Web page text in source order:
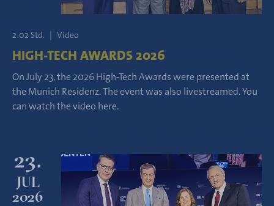
2:02 Std. | Video
HIGH-TECH AWARDS 2026
On July 23, the 2026 High-Tech Awards were presented at
the Munich Residenz. The event was also livestreamed. You
can watch the video here.
23.
JUL
2026